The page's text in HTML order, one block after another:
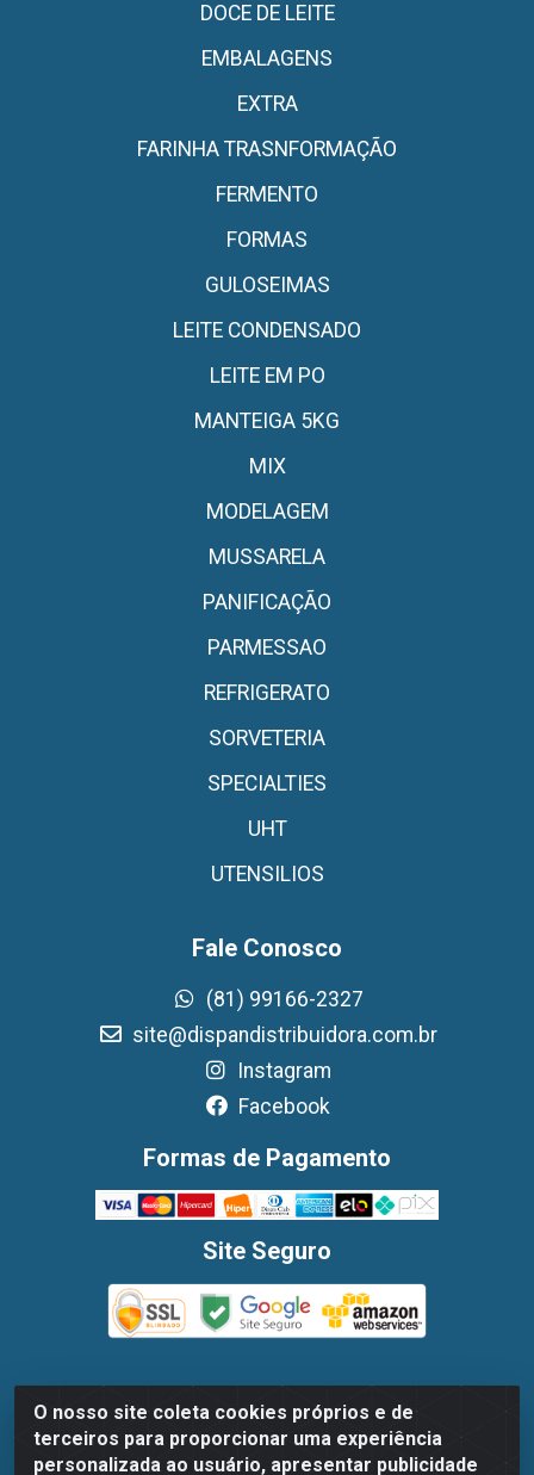
O nosso site coleta cookies próprios e de
terceiros para proporcionar uma experiência
personalizada ao usuário, apresentar publicidade
DOCE DE LEITE
EMBALAGENS
EXTRA
FARINHA TRASNFORMAÇÃO
FERMENTO
FORMAS
GULOSEIMAS
LEITE CONDENSADO
LEITE EM PO
MANTEIGA 5KG
MIX
MODELAGEM
MUSSARELA
PANIFICAÇÃO
PARMESSAO
REFRIGERATO
SORVETERIA
SPECIALTIES
UHT
UTENSILIOS
Fale Conosco
(81) 99166-2327
site@dispandistribuidora.com.br
Instagram
Facebook
Formas de Pagamento
Site Seguro
Dispan Distribuidora de Alimentos LTDA - Avenida
Marechal Mascarenhas De Moraes, 1048- Imbiribeira,